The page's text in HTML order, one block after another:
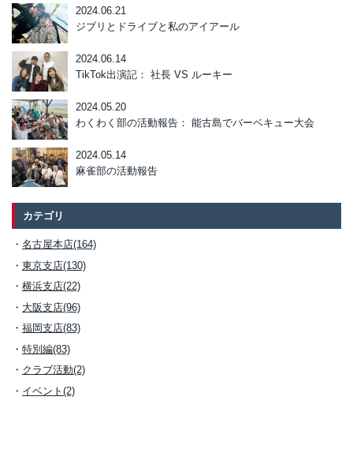
2024.06.21
ジブリとドライブと私のアイアール
2024.06.14
TikTok出演記： 社長 VS ルーキー
2024.05.20
わくわく部の活動報告： 能古島でバーベキュー大会
2024.05.14
麻雀部の活動報告
カテゴリ
名古屋本店(164)
東京支店(130)
横浜支店(22)
大阪支店(96)
福岡支店(83)
特別編(83)
クラブ活動(2)
イベント(2)